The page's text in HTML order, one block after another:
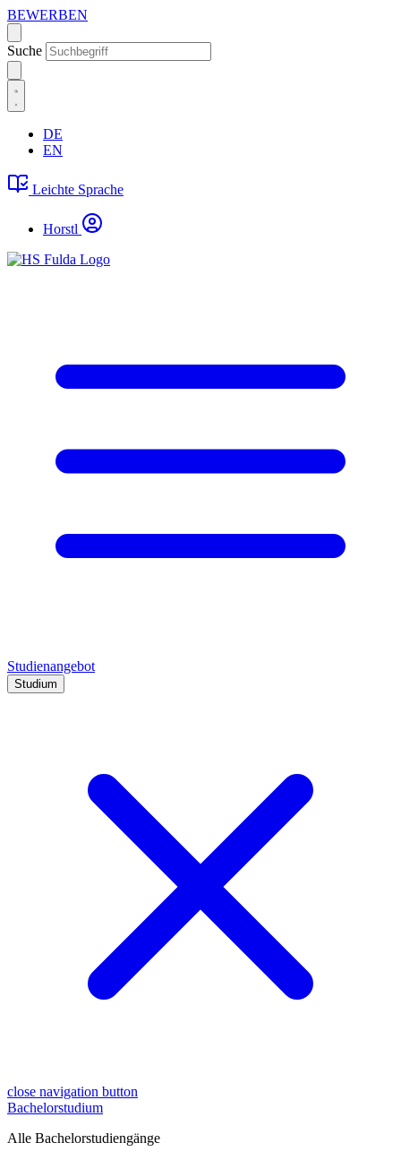
BEWERBEN
Suche
DE
EN
Leichte Sprache
Horstl
Studienangebot
Studium
close navigation button
Bachelorstudium
Alle Bachelorstudiengänge